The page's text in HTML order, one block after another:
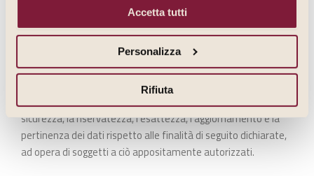
Accetta tutti
Personalizza
Rifiuta
MODALITA’ DI TRATTAMENTO
I dati acquisiti saranno trattati in forma automatizzata e
manuale, nel rispetto delle disposizioni atte a garantire la
sicurezza, la riservatezza, l’esattezza, l’aggiornamento e la
pertinenza dei dati rispetto alle finalità di seguito dichiarate,
ad opera di soggetti a ciò appositamente autorizzati.